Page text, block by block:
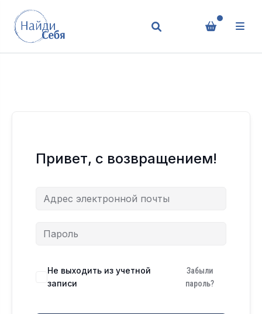
Привет, с возвращением!
Не выходить из учетной
записи
Забыли
пароль?